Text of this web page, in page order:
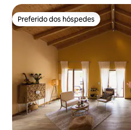
Preferido dos hóspedes
Preferido dos hóspedes